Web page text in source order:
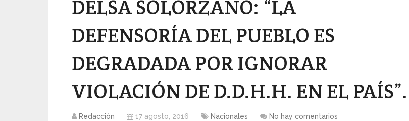
DELSA SOLÓRZANO: “LA
DEFENSORÍA DEL PUEBLO ES
DEGRADADA POR IGNORAR
VIOLACIÓN DE D.D.H.H. EN EL PAÍS”.
Redacción 17 agosto, 2016 Nacionales No hay comentarios